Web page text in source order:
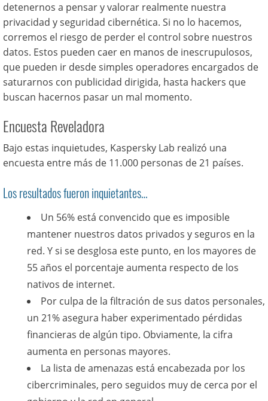
detenernos a pensar y valorar realmente nuestra
privacidad y seguridad cibernética. Si no lo hacemos,
corremos el riesgo de perder el control sobre nuestros
datos. Estos pueden caer en manos de inescrupulosos,
que pueden ir desde simples operadores encargados de
saturarnos con publicidad dirigida, hasta hackers que
buscan hacernos pasar un mal momento.
Encuesta Reveladora
Bajo estas inquietudes, Kaspersky Lab realizó una
encuesta entre más de 11.000 personas de 21 países.
Los resultados fueron inquietantes…
Un 56% está convencido que es imposible
mantener nuestros datos privados y seguros en la
red. Y si se desglosa este punto, en los mayores de
55 años el porcentaje aumenta respecto de los
nativos de internet.
Por culpa de la filtración de sus datos personales,
un 21% asegura haber experimentado pérdidas
financieras de algún tipo. Obviamente, la cifra
aumenta en personas mayores.
La lista de amenazas está encabezada por los
cibercriminales, pero seguidos muy de cerca por el